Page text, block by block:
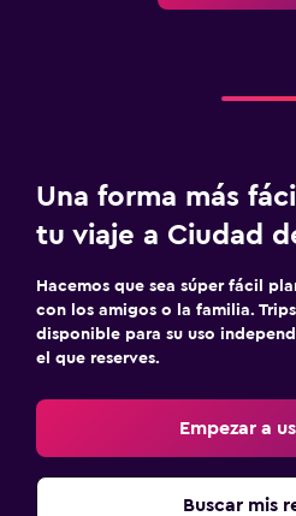
Una forma más
tu viaje a Ciudad
Hacemos que sea súper fácil
con los amigos o la familia.
disponible para su uso
el que reserves.
Empezar a
Buscar mis